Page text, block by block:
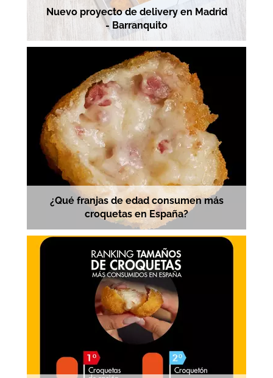
Nuevo proyecto de delivery en Madrid
- Barranquito
¿Qué franjas de edad consumen más
croquetas en España?